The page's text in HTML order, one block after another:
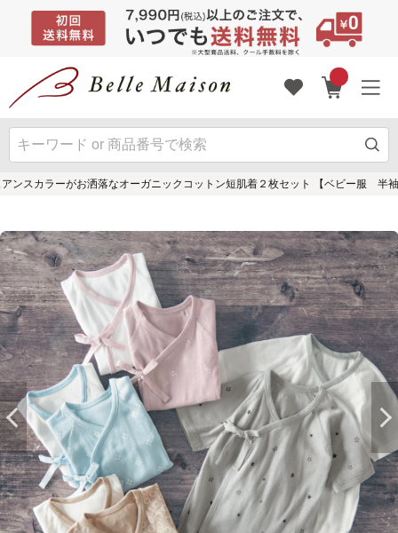
アンスカラーがお洒落なオーガニックコットン短肌着２枚セット 【ベビー服 半